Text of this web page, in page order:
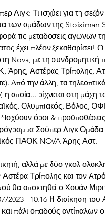
Λιγκ: Τι ισχύει για τη σεζόν
των ομάδων της
τις μεταδόσεις αγώνων
έχει πλέον ξεκαθαρίσει!
Nova, με τη συνδρομητική
Άρης, Αστέρας Τρίπολης,
Από την άλλη, τα
οποία... ρίχνεται στη μάχη
Ολυμπιακός, Βόλος,
*Ισχύουν όροι &
Σούπερ Λιγκ
ΠΑΟΚ NOVA Άρης Αστ.
αλλά με δύο γκολ
Τρίπολης και τον
θα αποκτηθεί ο Χουάν
2023 - 10:16 Η διοίκηση του
πάλι οπαδούς αντίπαλων